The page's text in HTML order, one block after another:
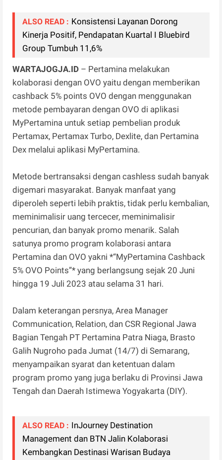
ALSO READ : Konsistensi Layanan Dorong
Kinerja Positif, Pendapatan Kuartal I Bluebird
Group Tumbuh 11,6%
WARTAJOGJA.ID – Pertamina melakukan
kolaborasi dengan OVO yaitu dengan memberikan
cashback 5% points OVO dengan menggunakan
metode pembayaran dengan OVO di aplikasi
MyPertamina untuk setiap pembelian produk
Pertamax, Pertamax Turbo, Dexlite, dan Pertamina
Dex melalui aplikasi MyPertamina.
Metode bertransaksi dengan cashless sudah banyak
digemari masyarakat. Banyak manfaat yang
diperoleh seperti lebih praktis, tidak perlu kembalian,
meminimalisir uang tercecer, meminimalisir
pencurian, dan banyak promo menarik. Salah
satunya promo program kolaborasi antara
Pertamina dan OVO yakni *“MyPertamina Cashback
5% OVO Points”* yang berlangsung sejak 20 Juni
hingga 19 Juli 2023 atau selama 31 hari.
Dalam keterangan persnya, Area Manager
Communication, Relation, dan CSR Regional Jawa
Bagian Tengah PT Pertamina Patra Niaga, Brasto
Galih Nugroho pada Jumat (14/7) di Semarang,
menyampaikan syarat dan ketentuan dalam
program promo yang juga berlaku di Provinsi Jawa
Tengah dan Daerah Istimewa Yogyakarta (DIY).
ALSO READ : InJourney Destination
Management dan BTN Jalin Kolaborasi
Kembangkan Destinasi Warisan Budaya